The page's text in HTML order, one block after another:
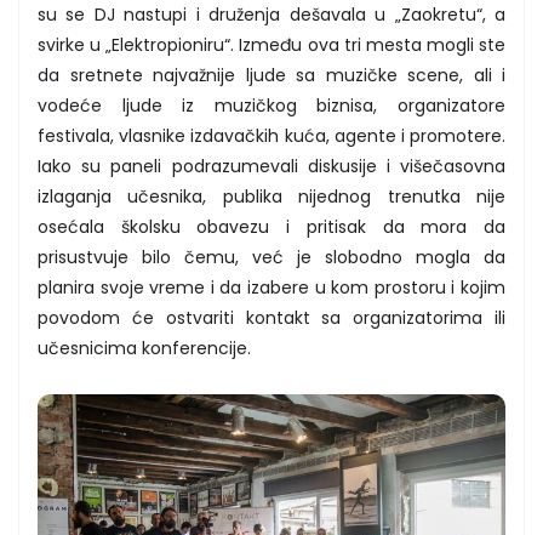
su se DJ nastupi i druženja dešavala u „Zaokretu“, a
svirke u „Elektropioniru“. Između ova tri mesta mogli ste
da sretnete najvažnije ljude sa muzičke scene, ali i
vodeće ljude iz muzičkog biznisa, organizatore
festivala, vlasnike izdavačkih kuća, agente i promotere.
Iako su paneli podrazumevali diskusije i višečasovna
izlaganja učesnika, publika nijednog trenutka nije
osećala školsku obavezu i pritisak da mora da
prisustvuje bilo čemu, već je slobodno mogla da
planira svoje vreme i da izabere u kom prostoru i kojim
povodom će ostvariti kontakt sa organizatorima ili
učesnicima konferencije.